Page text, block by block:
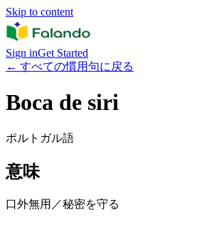
Skip to content
Sign inGet Started
← すべての慣用句に戻る
Boca de siri
ポルトガル語
意味
口外無用／秘密を守る